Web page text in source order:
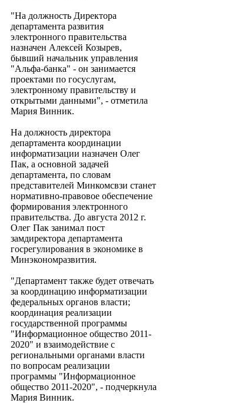
"На должность Директора
департамента развития
электронного правительства
назначен Алексей Козырев,
бывший начальник управления
"Альфа-банка" - он занимается
проектами по госуслугам,
электронному правительству и
открытыми данными", - отметила
Мария Винник.
На должность директора
департамента координации
информатизации назначен Олег
Пак, а основной задачей
департамента, по словам
представителей Минкомсвзи станет
нормативно-правовое обеспечение
формирования электронного
правительства. До августа 2012 г.
Олег Пак занимал пост
замдиректора департамента
госрегулирования в экономике в
Минэкономразвития.
"Департамент также будет отвечать
за координацию информатизации
федеральных органов власти;
координация реализации
государственной программы
"Информационное общество 2011-
2020" и взаимодействие с
региональными органами власти
по вопросам реализации
программы "Информационное
общество 2011-2020", - подчеркнула
Мария Винник.